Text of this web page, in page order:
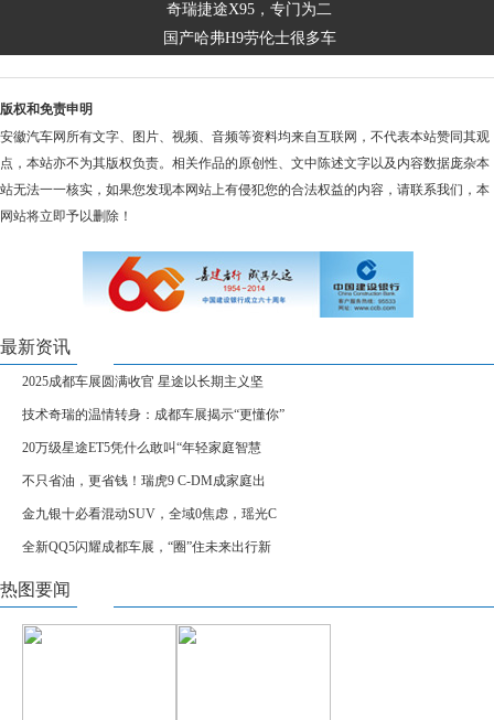
奇瑞捷途X95，专门为二
国产哈弗H9劳伦士很多车
版权和免责申明
安徽汽车网所有文字、图片、视频、音频等资料均来自互联网，不代表本站赞同其观
点，本站亦不为其版权负责。相关作品的原创性、文中陈述文字以及内容数据庞杂本
站无法一一核实，如果您发现本网站上有侵犯您的合法权益的内容，请联系我们，本
网站将立即予以删除！
最新资讯
2025成都车展圆满收官 星途以长期主义坚
技术奇瑞的温情转身：成都车展揭示“更懂你”
20万级星途ET5凭什么敢叫“年轻家庭智慧
不只省油，更省钱！瑞虎9 C-DM成家庭出
金九银十必看混动SUV，全域0焦虑，瑶光C
全新QQ5闪耀成都车展，“圈”住未来出行新
热图要闻